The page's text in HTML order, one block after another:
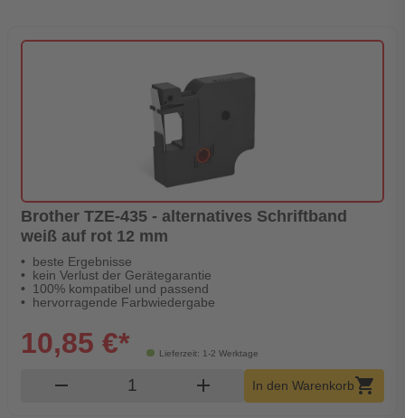
Brother TZE-435 - alternatives Schriftband
weiß auf rot 12 mm
beste Ergebnisse
kein Verlust der Gerätegarantie
100% kompatibel und passend
hervorragende Farbwiedergabe
Lieferzeit: 1-2 Werktage
10,85 €*
remove Produkt Warenkorb Menge
add In den Warenkorb shopping_cart